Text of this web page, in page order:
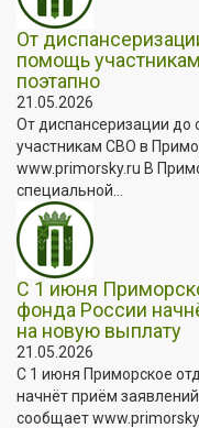
От
помощь
поэтапно
21.05.2026
От диспансеризации
участникам СВО в
www.primorsky.ru В
специальной...
С 1 июня
фонда России
на новую выплату
21.05.2026
С 1 июня Приморское
начнёт приём
сообщает